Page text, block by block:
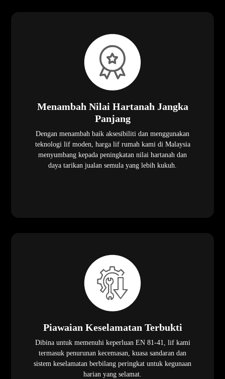
Menambah Nilai Hartanah Jangka
Panjang
Dengan menambah baik aksesibiliti dan menggunakan
teknologi lif moden, harga lif rumah kami di Malaysia
menyumbang kepada peningkatan nilai hartanah dan
daya tarikan jualan semula yang lebih kukuh.
Piawaian Keselamatan Terbukti
Dibina untuk memenuhi keperluan EN 81-41, lif kami
termasuk penurunan kecemasan, kuasa sandaran dan
sistem keselamatan berbilang peringkat untuk kegunaan
harian yang selamat.